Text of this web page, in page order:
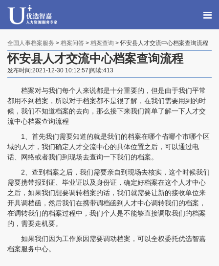
全国人事档案服务 > 档案问答 > 档案查询 > 怀安县人才交流中心档案查询流程
怀安县人才交流中心档案查询流程
发布时间:2021-12-30 10:12:57|阅读:413
档案对与我们每个人来说都是十分重要的，但是由于我们平常
都用不到档案，所以对于档案都不是很了解，在我们需要用到的时
候，我们不知道档案的去向，那么接下来我们简单了解一下人才交
流中心档案查询流程
1、首先我们需要知道的就是我们的档案在哪个省哪个市哪个区
域的人才，我们确定人才交流中心的具体位置之后，可以通过电
话、网络或者我们到现场去查询一下我们的档案。
2、查到档案之后，我们需要亲自到现场去核实，这个时候我们
需要携带报到证、毕业证以及身份证，确定好档案在这个人才中心
之后，如果我们想要调转档案的话，我们就需要让新的接收单位来
开具调档函，然后我们在携带调档函到人才中心调转我们的档案，
在调转我们的档案过程中，我们个人是不能够直接调取我们的档案
的，需要走机要。
如果我们因为工作原因需要调动档案，可以全权委托优选智嘉
档案服务中心。
程女士 134****3518 【申请成功】
王小姐 181****2354 【申请成功】
陈先生 158****3306
李先生 137****1923 【申请成功】